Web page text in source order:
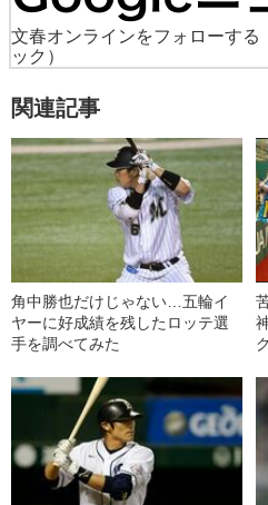
文春オンラインをフォローする
ック）
関連記事
角中勝也だけじゃない…五輪イ
ヤーに好成績を残したロッテ選
手を調べてみた